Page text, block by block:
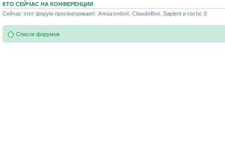
КТО СЕЙЧАС НА КОНФЕРЕНЦИИ
Сейчас этот форум просматривают: Amazonbot ClaudeBot , Sapient и гости: 0
Список форумов